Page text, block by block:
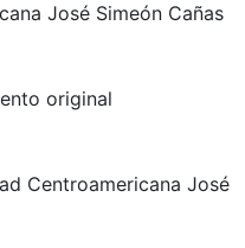
José Simeón Cañas
original
Centroamericana José